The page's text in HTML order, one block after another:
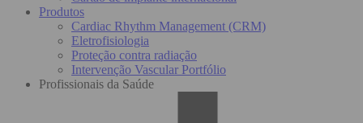
Produtos
Cardiac Rhythm Management (CRM)
Eletrofisiologia
Proteção contra radiação
Intervenção Vascular Portfólio
Profissionais da Saúde